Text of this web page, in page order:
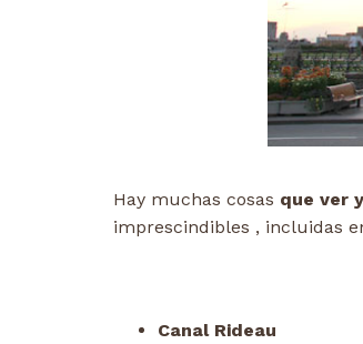
Hay muchas cosas que ver
imprescindibles , incluidas
Canal Rideau